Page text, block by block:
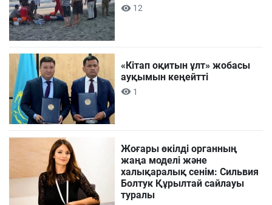
12
«Кітап оқитын ұлт» жобасы
ауқымын кеңейтті
1
Жоғары өкілді органның
жаңа моделі және
халықаралық сенім: Сильвия
Болтук Құрылтай сайлауы
туралы